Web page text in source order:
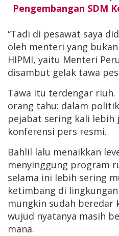
Pengembangan SDM
“Tadi di pesawat saya
oleh menteri yang
HIPMI, yaitu Menteri
disambut gelak tawa
Tawa itu terdengar riuh.
orang tahu: dalam
pejabat sering kali lebih
konferensi pers resmi.
Bahlil lalu menaikkan
menyinggung program
selama ini lebih sering
ketimbang di
mungkin sudah beredar
wujud nyatanya masih
mana.